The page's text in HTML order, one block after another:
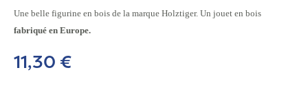
Une belle figurine en bois de la marque Holztiger. Un jouet en bois
fabriqué en Europe.
11,30 €